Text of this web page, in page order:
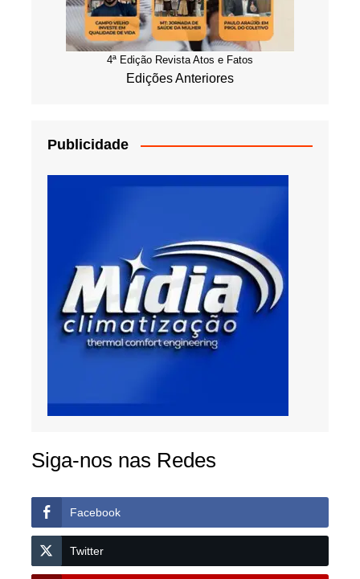
4ª Edição Revista Atos e Fatos
Edições Anteriores
Publicidade
Siga-nos nas Redes
Facebook
Twitter